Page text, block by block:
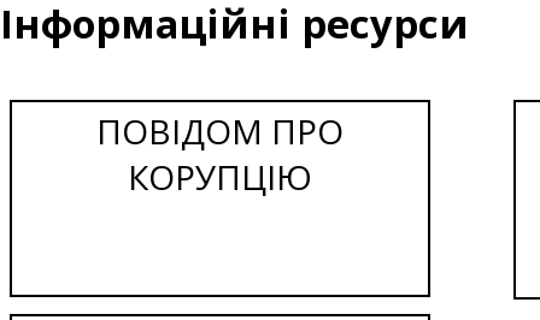
Інформаційні ресурси
ПОВІДОМ ПРО
КОРУПЦІЮ